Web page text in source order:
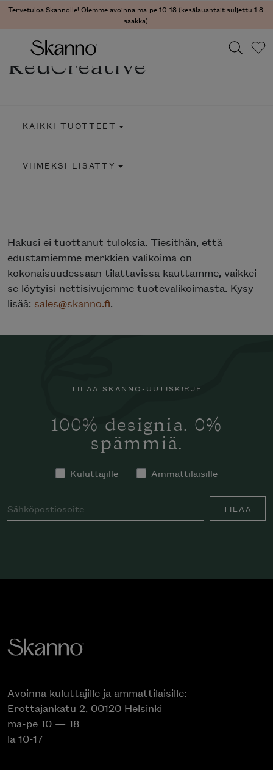
Tervetuloa Skannolle! Olemme avoinna ma-pe 10-18 (kesälauantait suljettu 1.8.
saakka).
RedCreative
KAIKKI TUOTTEET
VIIMEKSI LISÄTTY
Hakusi ei tuottanut tuloksia. Tiesithän, että
edustamiemme merkkien valikoima on
kokonaisuudessaan tilattavissa kauttamme, vaikkei
se löytyisi nettisivujemme tuotevalikoimasta. Kysy
lisää: sales@skanno.fi.
TILAA SKANNO-UUTISKIRJE
100% designia. 0%
spämmiä.
Kuluttajille Ammattilaisille
TILAA
Avoinna kuluttajille ja ammattilaisille:
Erottajankatu 2, 00120 Helsinki
ma-pe 10 — 18
la 10-17